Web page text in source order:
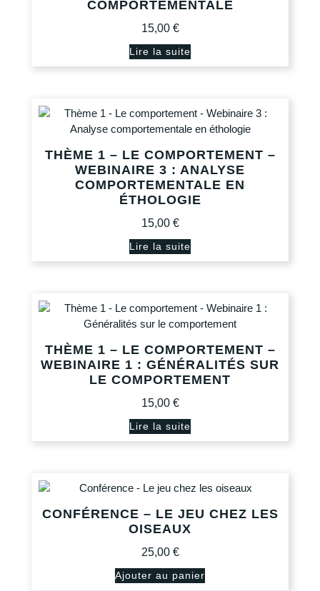
COMPORTEMENTALE
15,00 €
Lire la suite
THÈME 1 – LE COMPORTEMENT –
WEBINAIRE 3 : ANALYSE
COMPORTEMENTALE EN
ÉTHOLOGIE
15,00 €
Lire la suite
THÈME 1 – LE COMPORTEMENT –
WEBINAIRE 1 : GÉNÉRALITÉS SUR
LE COMPORTEMENT
15,00 €
Lire la suite
CONFÉRENCE – LE JEU CHEZ LES
OISEAUX
25,00 €
Ajouter au panier